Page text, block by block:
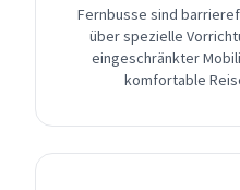
Fernbusse sind
über spezielle
eingeschränkter
komfortable